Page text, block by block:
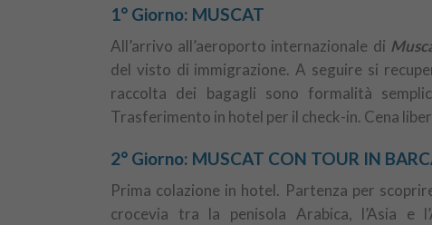
1° Giorno: MUSCAT
All’arrivo all’aeroporto internazionale di
del visto di immigrazione. A seguire si
raccolta dei bagagli sono formalità
Trasferimento in hotel per il check-in. Cena
2° Giorno: MUSCAT CON TOUR IN
Prima colazione in hotel. Partenza per
crocevia tra la penisola Arabica, l’Asia e